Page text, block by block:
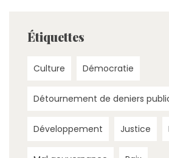
Étiquettes
Culture Démocratie
Détournement de deniers
Développement Justice